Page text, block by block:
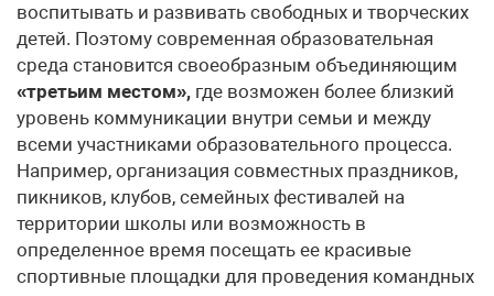
воспитывать и развивать свободных и творческих
детей. Поэтому современная образовательная
среда становится своеобразным объединяющим
«третьим местом», где возможен более близкий
уровень коммуникации внутри семьи и между
всеми участниками образовательного процесса.
Например, организация совместных праздников,
пикников, клубов, семейных фестивалей на
территории школы или возможность в
определенное время посещать ее красивые
спортивные площадки для проведения командных